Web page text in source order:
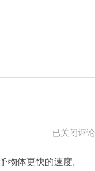
蜂
速
已关闭评论
体更快的速度。